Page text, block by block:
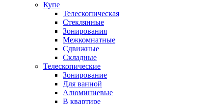
Купе
Телескопическая
Стеклянные
Зонирования
Межкомнатные
Сдвижные
Складные
Телескопические
Зонирование
Для ванной
Алюминиевые
В квартире